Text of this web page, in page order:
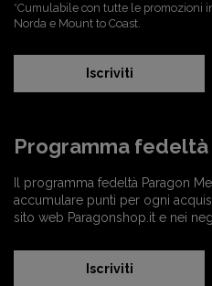
*Cumulabile con tutte le promozioni
Norda e Mount to Coast.
Iscriviti
Programma fedeltà
Il programma fedeltà Paragon
accumulare punti per ogni
sito web Paragonshop.it e nei
Iscriviti